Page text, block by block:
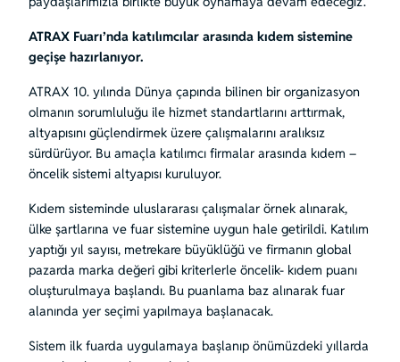
ATRAX Fuarı’nda katılımcılar arasında kıdem sistemine
geçişe hazırlanıyor.
ATRAX 10. yılında Dünya çapında bilinen bir organizasyon
olmanın sorumluluğu ile hizmet standartlarını arttırmak,
altyapısını güçlendirmek üzere çalışmalarını aralıksız
sürdürüyor. Bu amaçla katılımcı firmalar arasında kıdem –
öncelik sistemi altyapısı kuruluyor.
Kıdem sisteminde uluslararası çalışmalar örnek alınarak,
ülke şartlarına ve fuar sistemine uygun hale getirildi. Katılım
yaptığı yıl sayısı, metrekare büyüklüğü ve firmanın global
pazarda marka değeri gibi kriterlerle öncelik- kıdem puanı
oluşturulmaya başlandı. Bu puanlama baz alınarak fuar
alanında yer seçimi yapılmaya başlanacak.
Sistem ilk fuarda uygulamaya başlanıp önümüzdeki yıllarda